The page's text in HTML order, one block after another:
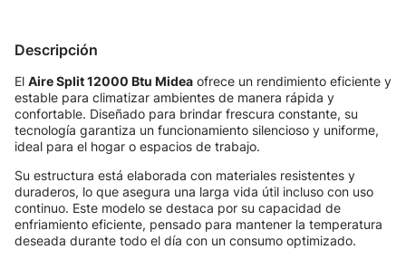
Descripción
El Aire Split 12000 Btu Midea ofrece un rendimiento eficiente y
estable para climatizar ambientes de manera rápida y
confortable. Diseñado para brindar frescura constante, su
tecnología garantiza un funcionamiento silencioso y uniforme,
ideal para el hogar o espacios de trabajo.
Su estructura está elaborada con materiales resistentes y
duraderos, lo que asegura una larga vida útil incluso con uso
continuo. Este modelo se destaca por su capacidad de
enfriamiento eficiente, pensado para mantener la temperatura
deseada durante todo el día con un consumo optimizado.